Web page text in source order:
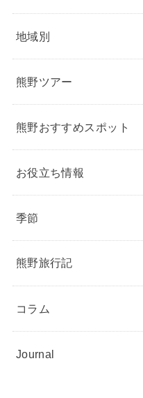
地域別
熊野ツアー
熊野おすすめスポット
お役立ち情報
季節
熊野旅行記
コラム
Journal